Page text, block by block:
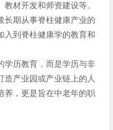
材开发和师资建设等。
长期从事脊柱健康产业的
入到脊柱健康学的教育和
学历教育，而是学历与非
造产业园或产业链上的人
养，更是旨在中老年的职